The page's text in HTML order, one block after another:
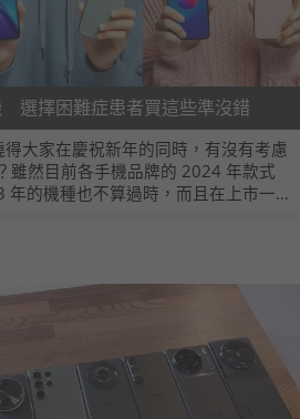
選擇困難症患者買這些準沒錯
大家在慶祝新年的同時，有沒有考慮
雖然目前各手機品牌的 2024 年款式
年的機種也不算過時，而且在上市一
以下 10 款智慧手機可以做為購入的口